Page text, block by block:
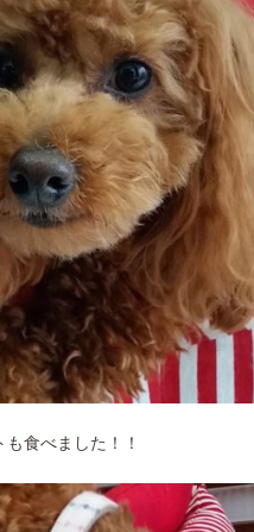
食べました！！